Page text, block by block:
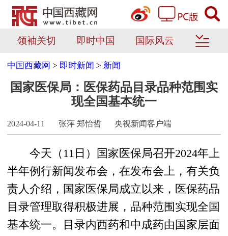
领袖关切 即时中国 国际风云
中国西藏网 > 即时新闻 > 新闻
国家医保局：医保药品目录品种范围实
现全国基本统一
2024-04-11 张萍 郑怡哲 央视新闻客户端
今天（11日）国家医保局召开2024年上
半年例行新闻发布会，在发布会上，有关负
责人介绍，国家医保局成立以来，医保药品
目录管理取得积极进展，品种范围实现全国
基本统一。目录内西药和中成药由国家层面